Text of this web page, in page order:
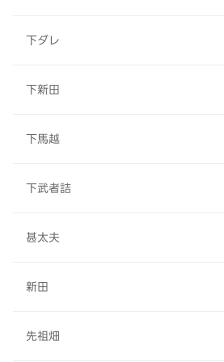
下ダレ
下新田
下馬越
下武者詰
甚太夫
新田
先祖畑